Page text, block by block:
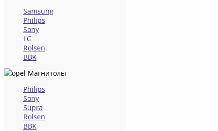
Samsung
Philips
Sony
LG
Rolsen
BBK
Магнитолы
Philips
Sony
Supra
Rolsen
BBK